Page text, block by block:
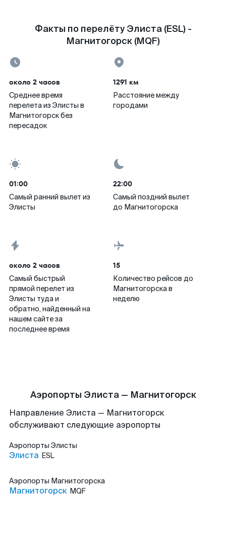
Факты по перелёту Элиста (ESL) -
Магнитогорск (MQF)
около 2 часов
Среднее время
перелета из Элисты в
Магнитогорск без
пересадок
1291 км
Расстояние между
городами
01:00
Самый ранний вылет из
Элисты
22:00
Самый поздний вылет
до Магнитогорска
около 2 часов
Самый быстрый
прямой перелет из
Элисты туда и
обратно, найденный на
нашем сайте за
последнее время
15
Количество рейсов до
Магнитогорска в
неделю
Аэропорты Элиста — Магнитогорск
Направление Элиста — Магнитогорск
обслуживают следующие аэропорты
Аэропорты Элисты
Элиста ESL
Аэропорты Магнитогорска
Магнитогорск MQF